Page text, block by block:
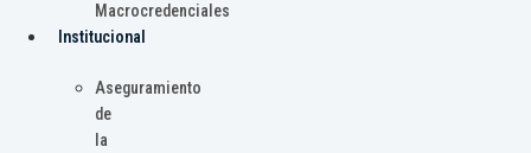
Macrocredenciales
Institucional
Aseguramiento
de
la